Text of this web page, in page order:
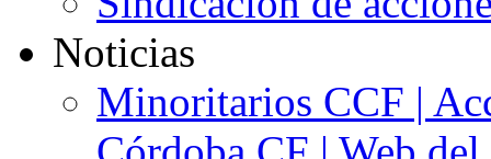
Noticias
Minoritarios CCF |